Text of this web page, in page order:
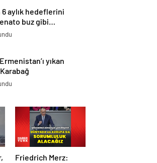
aylık hedeflerini
buz gibi…
yıkan
ayrılmaz bir
Friedrich Merz: